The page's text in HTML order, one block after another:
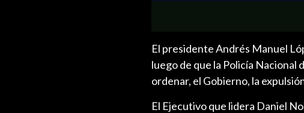
El presidente Andrés Manuel
luego de que la Policía Nacional
ordenar, el Gobierno, la
El Ejecutivo que lidera Daniel